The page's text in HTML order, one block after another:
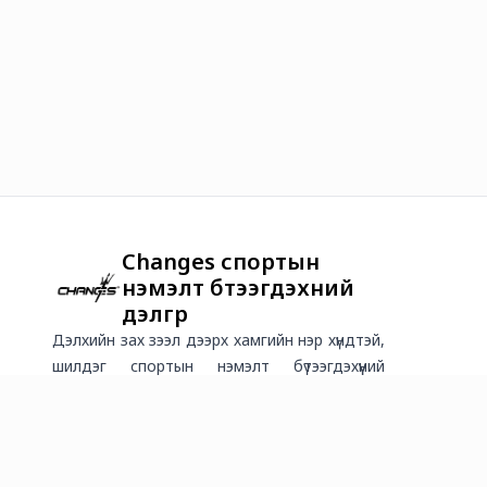
Changes спортын
нэмэлт бүтээгдэхүүний
дэлгүүр
Дэлхийн зах зээл дээрх хамгийн нэр хүндтэй,
шилдэг спортын нэмэлт бүтээгдэхүүний